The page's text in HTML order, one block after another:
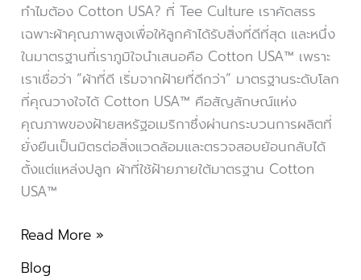
ทำไมต้อง Cotton USA? ที่ Tee Culture เราคัดสรร
เฉพาะผ้าคุณภาพสูงเพื่อให้ลูกค้าได้รับสิ่งที่ดีที่สุด และหนึ่ง
ในมาตรฐานที่เราภูมิใจนำเสนอคือ Cotton USA™ เพราะ
เราเชื่อว่า “ผ้าที่ดี เริ่มจากฝ้ายที่ดีกว่า” มาตรฐานระดับโลก
ที่คุณวางใจได้ Cotton USA™ คือสัญลักษณ์แห่ง
คุณภาพของฝ้ายสหรัฐอเมริกาซึ่งผ่านกระบวนการผลิตที่
ยั่งยืนเป็นมิตรต่อสิ่งแวดล้อมและตรวจสอบย้อนกลับได้
ตั้งแต่แหล่งปลูก ผ้าที่ใช้ฝ้ายภายใต้มาตรฐาน Cotton
USA™
Read More »
Blog